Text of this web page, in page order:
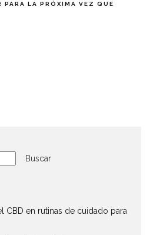
PARA LA PRÓXIMA VEZ QUE
Buscar
CBD en rutinas de cuidado para